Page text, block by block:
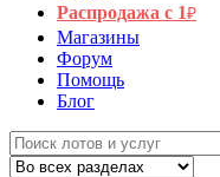
Распродажа с 1₽
Магазины
Форум
Помощь
Блог